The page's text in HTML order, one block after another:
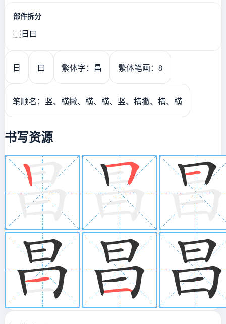
部件拆分
⿱日曰
日 曰 繁体字：昌 繁体笔画：8
笔顺名：竖、横撇、横、横、竖、横撇、横、横
书写资源